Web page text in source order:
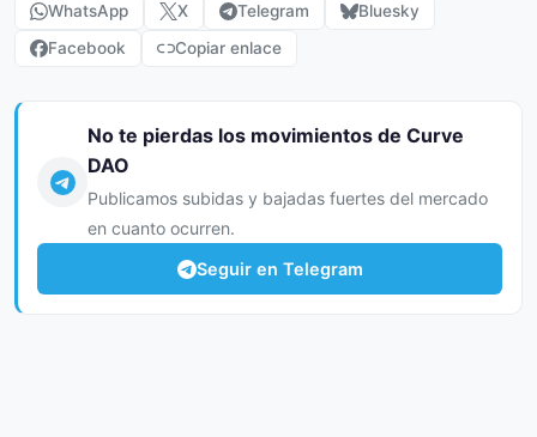
WhatsApp X Telegram
Bluesky
Facebook
Copiar enlace
No te pierdas los movimientos de Curve
DAO
Publicamos subidas y bajadas fuertes del mercado
en cuanto ocurren.
Seguir en Telegram